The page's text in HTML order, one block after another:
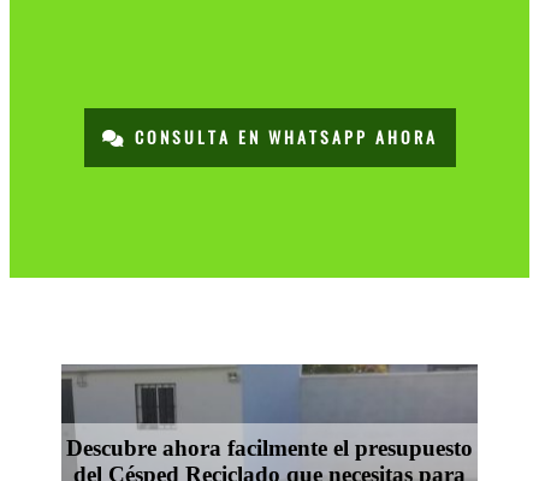
CONSULTA EN WHATSAPP AHORA
Descubre ahora facilmente el presupuesto
del Césped Reciclado que necesitas para